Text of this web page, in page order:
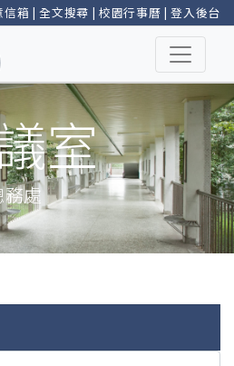
信箱 |全文搜尋 | 校園行事曆 |登入後台
室
處